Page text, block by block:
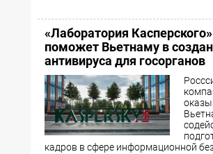
«Лаборатория Касперского»
поможет Вьетнаму в
антивируса для госорганов
кадров в сфере информационной